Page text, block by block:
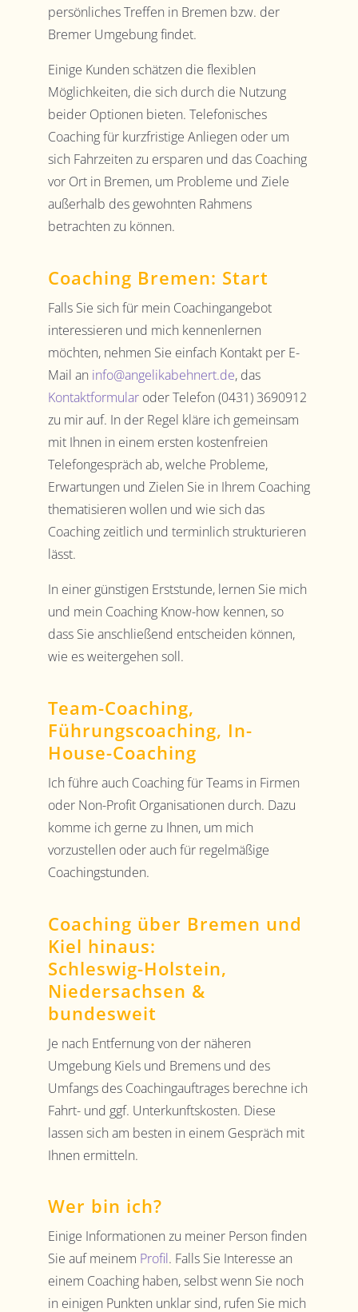
persönliches Treffen in Bremen bzw. der
Bremer Umgebung findet.
Einige Kunden schätzen die flexiblen
Möglichkeiten, die sich durch die Nutzung
beider Optionen bieten. Telefonisches
Coaching für kurzfristige Anliegen oder um
sich Fahrzeiten zu ersparen und das Coaching
vor Ort in Bremen, um Probleme und Ziele
außerhalb des gewohnten Rahmens
betrachten zu können.
Coaching Bremen: Start
Falls Sie sich für mein Coachingangebot
interessieren und mich kennenlernen
möchten, nehmen Sie einfach Kontakt per E-
Mail an info@angelikabehnert.de, das
Kontaktformularoder Telefon (0431) 3690912
zu mir auf. In der Regel kläre ich gemeinsam
mit Ihnen in einem ersten kostenfreien
Telefongespräch ab, welche Probleme,
Erwartungen und Zielen Sie in Ihrem Coaching
thematisieren wollen und wie sich das
Coaching zeitlich und terminlich strukturieren
lässt.
In einer günstigen Erststunde, lernen Sie mich
und mein Coaching Know-how kennen, so
dass Sie anschließend entscheiden können,
wie es weitergehen soll.
Team-Coaching,
Führungscoaching, In-
House-Coaching
Ich führe auch Coaching für Teams in Firmen
oder Non-Profit Organisationen durch. Dazu
komme ich gerne zu Ihnen, um mich
vorzustellen oder auch für regelmäßige
Coachingstunden.
Coaching über Bremen und
Kiel hinaus:
Schleswig-Holstein,
Niedersachsen &
bundesweit
Je nach Entfernung von der näheren
Umgebung Kiels und Bremens und des
Umfangs des Coachingauftrages berechne ich
Fahrt- und ggf. Unterkunftskosten. Diese
lassen sich am besten in einem Gespräch mit
Ihnen ermitteln.
Wer bin ich?
Einige Informationen zu meiner Person finden
Sie auf meinem Profil. Falls Sie Interesse an
einem Coaching haben, selbst wenn Sie noch
in einigen Punkten unklar sind, rufen Sie mich